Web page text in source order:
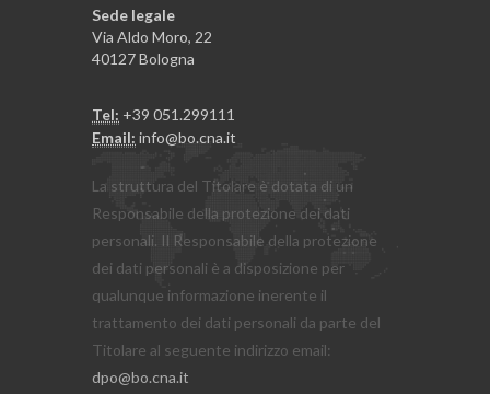
Sede legale
Via Aldo Moro, 22
40127 Bologna
Tel: +39 051.299111
Email: info@bo.cna.it
La struttura del Titolare è dotata di un
Responsabile della protezione dei dati
personali. Il Responsabile della protezione
dei dati personali è a disposizione per
qualunque informazione inerente il
trattamento dei dati personali da parte del
Titolare al seguente indirizzo email:
dpo@bo.cna.it